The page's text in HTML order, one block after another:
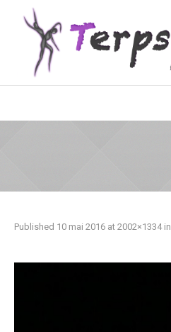
Published 10 mai 2016 at 2002×1334 in